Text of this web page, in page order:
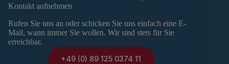
Kontakt aufnehmen
Rufen Sie uns an oder schicken Sie uns einfach eine E-
Mail, wann immer Sie wollen. Wir sind stets für Sie
erreichbar.
+49 (0) 89 125 0374 11